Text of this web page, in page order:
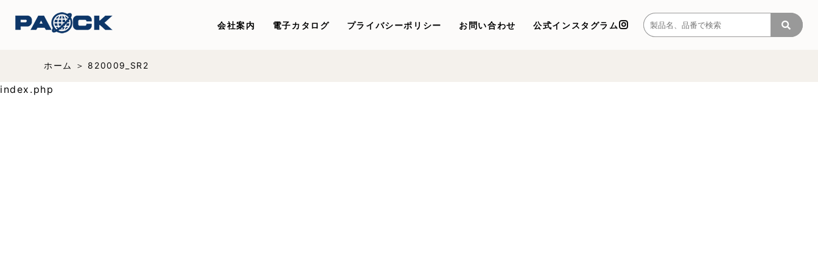
会社案内 電子カタログ プライバシーポリシー お問い合わせ 公式インスタグラム
ホーム 820009_SR2
index.php